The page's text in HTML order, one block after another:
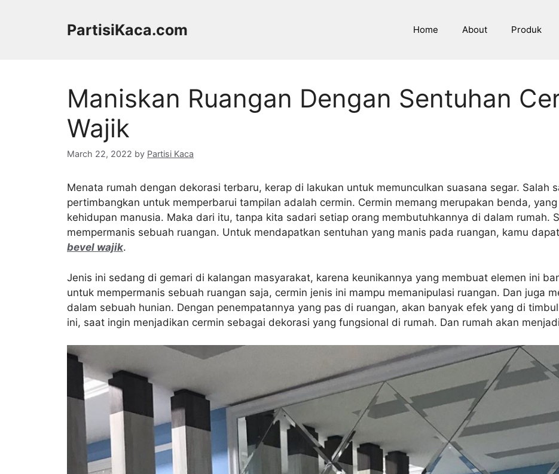
PartisiKaca.com Home About Produk
Maniskan Ruangan Dengan Sentuhan
Wajik
March 22, 2022 by Partisi Kaca
Menata rumah dengan dekorasi terbaru, kerap di lakukan untuk memunculkan suasana segar. Salah
pertimbangkan untuk memperbarui tampilan adalah cermin. Cermin memang merupakan benda,
kehidupan manusia. Maka dari itu, tanpa kita sadari setiap orang membutuhkannya di dalam rumah.
mempermanis sebuah ruangan. Untuk mendapatkan sentuhan yang manis pada ruangan, kamu
bevel wajik.
Jenis ini sedang di gemari di kalangan masyarakat, karena keunikannya yang membuat elemen ini
untuk mempermanis sebuah ruangan saja, cermin jenis ini mampu memanipulasi ruangan. Dan juga
dalam sebuah hunian. Dengan penempatannya yang pas di ruangan, akan banyak efek yang di
ini, saat ingin menjadikan cermin sebagai dekorasi yang fungsional di rumah. Dan rumah akan